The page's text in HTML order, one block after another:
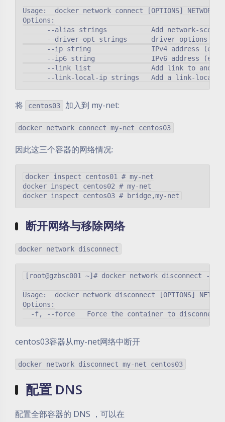
Usage:  docker network connect [OPTIONS] NETWORK
Options:
--alias strings           Add network-
--driver-opt strings      driver options
--ip string               IPv4 address
--ip6 string              IPv6 address
--link list               Add link to
将 centos03 加入到 my-net:
docker network connect my-net centos03
因此这三个容器的网络情况:
docker inspect centos01 # my-net
docker inspect centos02 # my-net
断开网络与移除网络
docker network disconnect
[root@gzbsc001 ~]# docker network disconnect --
Usage:  docker network disconnect [OPTIONS] NETWORK
Options:
centos03容器从my-net网络中断开
docker network disconnect my-net centos03
配置 DNS
配置全部容器的 DNS ，可以在